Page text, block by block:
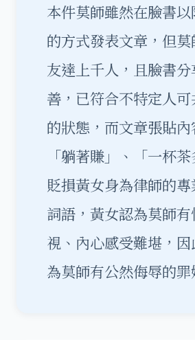
本件莫師雖然在臉書
的方式發表文章，但
友達上千人，且臉書
善，已符合不特定人
的狀態，而文章張貼
「躺著賺」、「一杯
貶損黃女身為律師的
詞語，黃女認為莫師
視、內心感受難堪，
為莫師有公然侮辱的罪